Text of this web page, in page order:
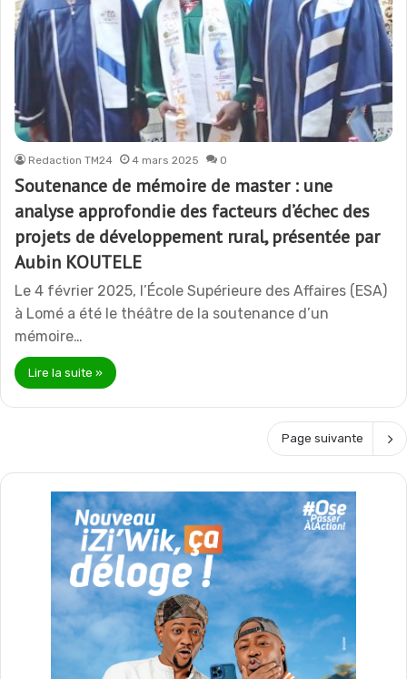
Redaction TM24 4 mars 2025 0
Soutenance de mémoire de master : une
analyse approfondie des facteurs d’échec des
projets de développement rural, présentée par
Aubin KOUTELE
Le 4 février 2025, l’École Supérieure des Affaires (ESA)
à Lomé a été le théâtre de la soutenance d’un
mémoire…
Lire la suite »
Page suivante